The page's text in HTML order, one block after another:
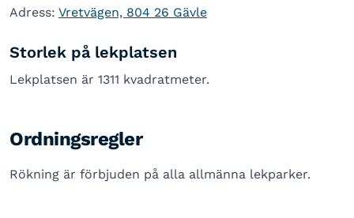
Adress: Vretvägen, 804 26 Gävle
Storlek på lekplatsen
Lekplatsen är 1311 kvadratmeter.
Ordningsregler
Rökning är förbjuden på alla allmänna lekparker.